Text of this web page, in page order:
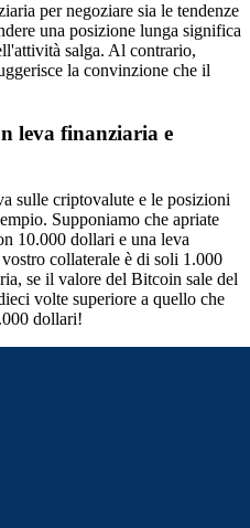
per negoziare sia le tendenze
una posizione lunga significa
salga. Al contrario,
la convinzione che il
leva finanziaria e
sulle criptovalute e le posizioni
Supponiamo che apriate
10.000 dollari e una leva
collaterale è di soli 1.000
se il valore del Bitcoin sale del
volte superiore a quello che
dollari!